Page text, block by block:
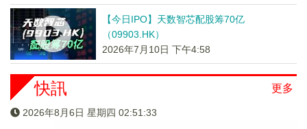
【今日IPO】天数智芯配股筹70亿
（09903.HK）
2026年7月10日 下午4:58
更多
快訊
2026年8月6日 星期四 02:51:34